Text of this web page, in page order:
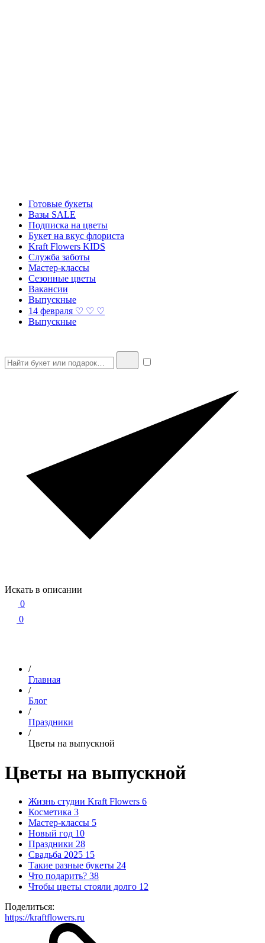
Готовые букеты
Вазы SALE
Подписка на цветы
Букет на вкус флориста
Kraft Flowers KIDS
Служба заботы
Мастер-классы
Сезонные цветы
Вакансии
Выпускные
14 февраля ♡ ♡ ♡
Выпускные
Искать в описании
0
0
/
Главная
/
Блог
/
Праздники
/
Цветы на выпускной
Цветы на выпускной
Жизнь студии Kraft Flowers 6
Косметика 3
Мастер-классы 5
Новый год 10
Праздники 28
Свадьба 2025 15
Такие разные букеты 24
Что подарить? 38
Чтобы цветы стояли долго 12
Поделиться:
https://kraftflowers.ru